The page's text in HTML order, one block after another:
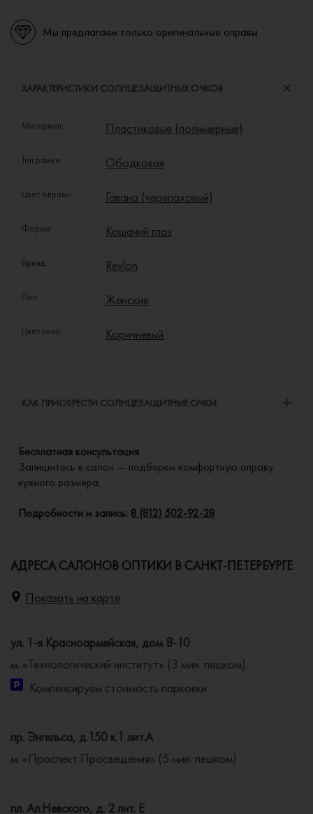
Мы предлагаем только оригинальные оправы
ХАРАКТЕРИСТИКИ СОЛНЦЕЗАЩИТНЫХ ОЧКОВ
Материал: Пластиковые (полимерные)
Тип рамки: Ободковая
Цвет оправы: Гавана (черепаховый)
Форма: Кошачий глаз
Бренд: Revlon
Пол: Женские
Цвет линз: Коричневый
КАК ПРИОБРЕСТИ СОЛНЦЕЗАЩИТНЫЕ ОЧКИ
Бесплатная консультация.
Запишитесь в салон — подберем комфортную оправу
нужного размера.
Подробности и запись: 8 (812) 502-92-28
АДРЕСА САЛОНОВ ОПТИКИ В САНКТ-ПЕТЕРБУРГЕ
Показать на карте
ул. 1-я Красноармейская, дом 8-10
м. «Технологический институт» (3 мин. пешком)
Компенсируем стоимость парковки
пр. Энгельса, д.150 к.1 лит.А
м. «Проспект Просвещения» (5 мин. пешком)
пл. Ал.Невского, д. 2 лит. Е